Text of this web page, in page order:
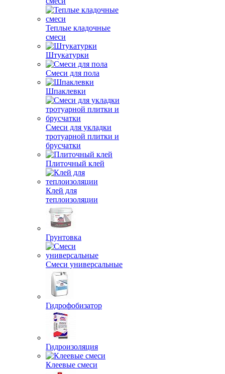
Теплые кладочные
смеси
Штукатурки
Смеси для пола
Шпаклевки
Смеси для укладки
тротуарной плитки и
брусчатки
Плиточный клей
Клей для
теплоизоляции
Грунтовка
Смеси универсальные
Гидрофобизатор
Гидроизоляция
Клеевые смеси